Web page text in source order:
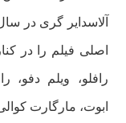
اصلی فیلم را در
رافلو، ویلم دفو،
ابوت، مارگارت